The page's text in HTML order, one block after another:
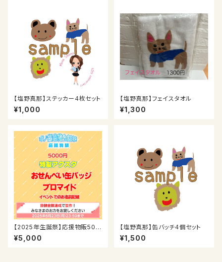
【塩野真那】ステッカー4枚セット
¥1,000
【塩野真那】フェイスタオル
¥1,300
【2025年生誕祭】応援物販500
0円
¥5,000
【塩野真那】缶バッチ4個セット
¥1,500